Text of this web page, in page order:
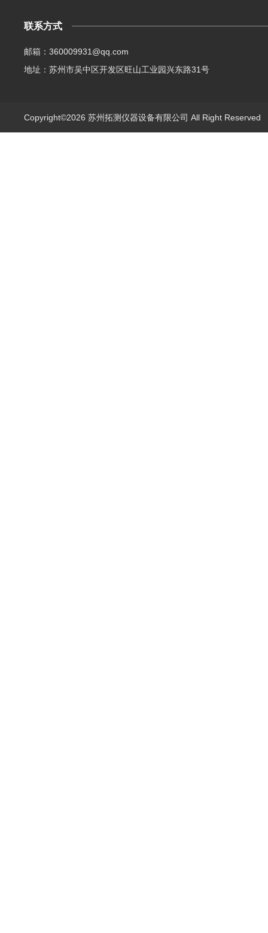
联系方式
邮箱：360009931@qq.com
地址：苏州市吴中区开发区旺山工业园兴东路31号
Copyright©2026 苏州拓测仪器设备有限公司 All Right